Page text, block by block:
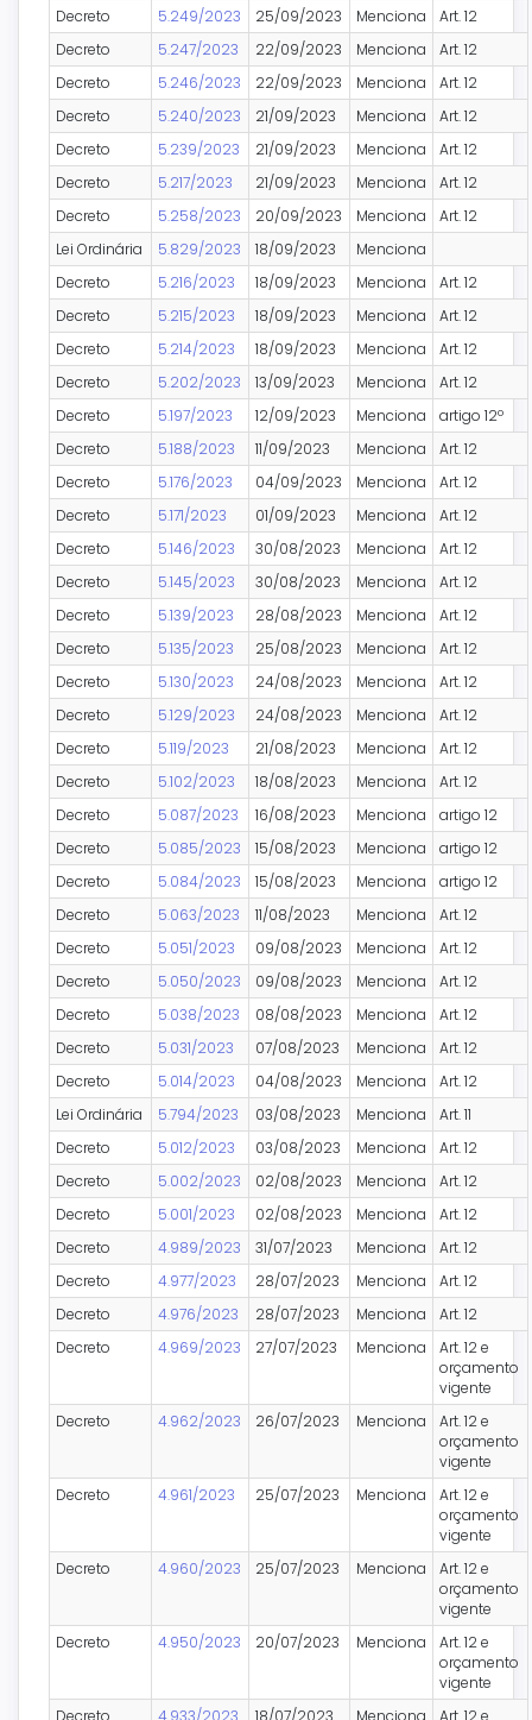
Decreto
5.249/2023 25/09/2023 Menciona
Art. 12
Decreto
5.247/2023 22/09/2023 Menciona
Art. 12
Decreto
5.246/2023 22/09/2023 Menciona
Art. 12
Decreto
5.240/2023 21/09/2023 Menciona
Art. 12
Decreto
5.239/2023 21/09/2023 Menciona
Art. 12
Decreto
5.217/2023 21/09/2023 Menciona
Art. 12
Decreto
5.258/2023 20/09/2023 Menciona
Art. 12
Lei Ordinária
5.829/2023 18/09/2023
Menciona
Decreto
5.216/2023 18/09/2023 Menciona
Art. 12
Decreto
5.215/2023 18/09/2023 Menciona
Art. 12
Decreto
5.214/2023 18/09/2023 Menciona
Art. 12
Decreto
5.202/2023 13/09/2023 Menciona
Art. 12
Decreto
5.197/2023 12/09/2023 Menciona
artigo 12º
Decreto
5.188/2023 11/09/2023 Menciona
Art. 12
Decreto
5.176/2023 04/09/2023 Menciona
Art. 12
Decreto
5.171/2023 01/09/2023 Menciona
Art. 12
Decreto
5.146/2023 30/08/2023 Menciona
Art. 12
Decreto
5.145/2023 30/08/2023 Menciona
Art. 12
Decreto
5.139/2023 28/08/2023 Menciona
Art. 12
Decreto
5.135/2023 25/08/2023 Menciona
Art. 12
Decreto
5.130/2023 24/08/2023 Menciona
Art. 12
Decreto
5.129/2023 24/08/2023 Menciona
Art. 12
Decreto
5.119/2023 21/08/2023 Menciona
Art. 12
Decreto
5.102/2023 18/08/2023 Menciona
Art. 12
Decreto
5.087/2023 16/08/2023 Menciona
artigo 12
Decreto
5.085/2023 15/08/2023 Menciona
artigo 12
Decreto
5.084/2023 15/08/2023 Menciona
artigo 12
Decreto
5.063/2023 11/08/2023 Menciona
Art. 12
Decreto
5.051/2023 09/08/2023 Menciona
Art. 12
Decreto
5.050/2023 09/08/2023 Menciona
Art. 12
Decreto
5.038/2023 08/08/2023 Menciona
Art. 12
Decreto
5.031/2023 07/08/2023 Menciona
Art. 12
Decreto
5.014/2023 04/08/2023 Menciona
Art. 12
Lei Ordinária
5.794/2023 03/08/2023 Menciona
Art. 11
Decreto
5.012/2023 03/08/2023 Menciona
Art. 12
Decreto
5.002/2023 02/08/2023 Menciona
Art. 12
Decreto
5.001/2023 02/08/2023 Menciona
Art. 12
Decreto
4.989/2023 31/07/2023 Menciona
Art. 12
Decreto
4.977/2023 28/07/2023 Menciona
Art. 12
Decreto
4.976/2023 28/07/2023 Menciona
Art. 12
Decreto
4.969/2023 27/07/2023 Menciona
Art. 12 e
orçamento
vigente
Decreto
4.962/2023 26/07/2023 Menciona
Art. 12 e
orçamento
vigente
Decreto
4.961/2023 25/07/2023 Menciona
Art. 12 e
orçamento
vigente
Decreto
4.960/2023 25/07/2023 Menciona
Art. 12 e
orçamento
vigente
Decreto
4.950/2023 20/07/2023 Menciona
Art. 12 e
orçamento
vigente
Decreto
4.933/2023 18/07/2023 Menciona Art. 12 e